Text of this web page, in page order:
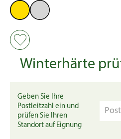
Winterhärte
Geben Sie Ihre
Postleitzahl ein und
prüfen Sie Ihren
Standort auf Eignung